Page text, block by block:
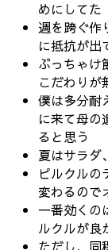
めにしてた
週を跨ぐ作
に抵抗が出
ぶっちゃけ
こだわりが
僕は多分耐
に来て母の
ると思う
夏はサラダ
ピルクル
変わるので
一番効くの
ルクルが良
ただし、同